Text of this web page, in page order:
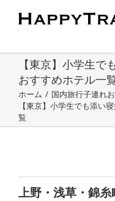
【東京】小学生
おすすめホテル一
ホーム / 国内旅行子連れ
【東京】小学生でも添い
覧
上野・浅草・錦